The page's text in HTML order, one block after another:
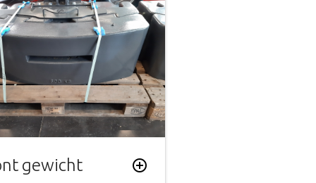
gewicht add_circle_outline